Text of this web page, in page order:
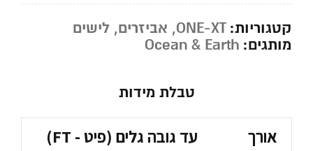
קטגוריות: ONE-XT
, אביזרים, לישים
מותגים: Ocean & Earth
טבלת מידות
אורך עד גובה גלים (פיט - FT)